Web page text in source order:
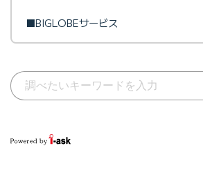
■BIGLOBEサービス